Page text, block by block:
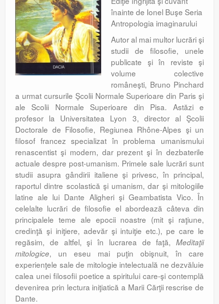
înainte de Ionel Buşe Seria
Antropologia imaginarului
Autor al mai multor lucrări şi
studii de filosofie, unele
publicate şi în reviste şi
volume colective
româneşti, Bruno Pinchard
a urmat cursurile Şcolii Normale Superioare din Paris şi
ale Scolii Normale Superioare din Pisa. Astăzi e
profesor la Universitatea Lyon 3, director al Şcolii
Doctorale de Filosofie, Regiunea Rhône-Alpes şi un
filosof francez specializat în problema umanismului
renascentist şi modern, dar prezent şi în dezbaterile
actuale despre post-umanism. Primele sale lucrări sunt
studii asupra gândirii italiene şi privesc, în principal,
raportul dintre scolastică şi umanism, dar şi mitologiile
latine ale lui Dante Aligheri şi Geambatista Vico. În
celelalte lucrări de filosofie el abordează câteva din
principalele teme ale epocii noastre (mit şi raţiune,
credinţă şi iniţiere, adevăr şi intuiţie etc.), pe care le
regăsim, de altfel, şi în lucrarea de faţă, Meditaţii
mitologice, un eseu mai puţin obişnuit, în care
experienţele sale de mitologie intelectuală ne dezvăluie
calea unei filosofii poetice a spiritului care-şi contemplă
devenirea prin lectura iniţiatică a Marii Cărţii rescrise de
Dante.